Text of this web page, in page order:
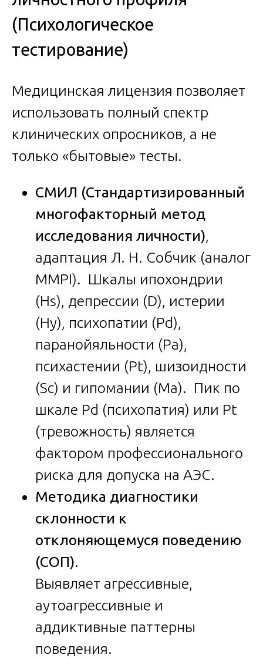
(Психологическое
тестирование)
Медицинская лицензия позволяет
использовать полный спектр
клинических опросников, а не
только «бытовые» тесты.
СМИЛ (Стандартизированный
многофакторный метод
исследования личности)
адаптация Л. Н. Собчик (аналог
MMPI). Шкалы ипохондрии
(Hs), депрессии (D), истерии
(Hy), психопатии (Pd),
паранойяльности (Pa),
психастении (Pt), шизоидности
(Sc) и гипомании (Ma). Пик по
шкале Pd (психопатия) или Pt
(тревожность) является
фактором профессионального
риска для допуска на АЭС.
Методика диагностики
склонности к
отклоняющемуся поведению
(СОП).
Выявляет агрессивные,
аутоагрессивные и
аддиктивные паттерны
поведения.